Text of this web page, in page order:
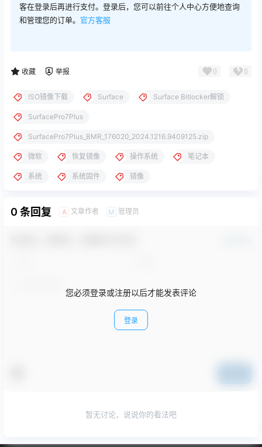
客在登录后再进行支付。登录后，您可以前往个人中心方便地查询
和管理您的订单。 官方客服
收藏 举报 0 0
ISO镜像下载 Surface Surface Bitlocker解锁
SurfacePro7Plus
SurfacePro7Plus_BMR_176020_2024.1216.9409125.zip
微软 恢复镜像 操作系统 笔记本
系统 系统固件 镜像
0 条回复 A 文章作者 M 管理员
您必须登录或注册以后才能发表评论
登录
暂无讨论，说说你的看法吧